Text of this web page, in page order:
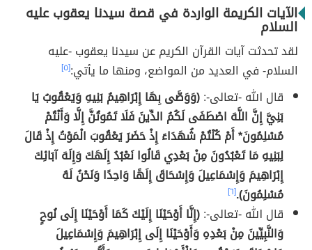
الآيات الكريمة الواردة في قصة سيدنا يعقوب عليه
السلام
لقد تحدثت آيات القرآن الكريم عن سيدنا يعقوب -عليه
السلام- في العديد من المواضع، ومنها ما يأتي:[٥]
قال الله -تعالى-:(وَوَصَّى بِهَا إِبْرَاهِيمُ بَنِيهِ وَيَعْقُوبُ يَا
بَنِيَّ إِنَّ اللَّهَ اصْطَفَى لَكُمُ الدِّينَ فَلَا تَمُوتُنَّ إِلَّا وَأَنْتُمْ
مُسْلِمُونَ* أَمْ كُنْتُمْ شُهَدَاءَ إِذْ حَضَرَ يَعْقُوبَ الْمَوْتُ إِذْ قَالَ
لِبَنِيهِ مَا تَعْبُدُونَ مِنْ بَعْدِي قَالُوا نَعْبُدُ إِلَهَكَ وَإِلَهَ آبَائِكَ
إِبْرَاهِيمَ وَإِسْمَاعِيلَ وَإِسْحَاقَ إِلَهًا وَاحِدًا وَنَحْنُ لَهُ
مُسْلِمُونَ).[٦]
قال الله -تعالى-:(إِنَّا أَوْحَيْنَا إِلَيْكَ كَمَا أَوْحَيْنَا إِلَى نُوحٍ
وَالنَّبِيِّينَ مِنْ بَعْدِهِ وَأَوْحَيْنَا إِلَى إِبْرَاهِيمَ وَإِسْمَاعِيلَ